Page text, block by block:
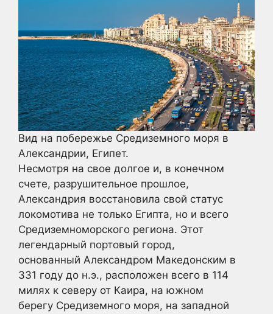
Вид на побережье Средиземного моря в
Александрии, Египет.
Несмотря на свое долгое и, в конечном
счете, разрушительное прошлое,
Александрия восстановила свой статус
локомотива не только Египта, но и всего
Средиземноморского региона. Этот
легендарный портовый город,
основанный Александром Македонским в
331 году до н.э., расположен всего в 114
милях к северу от Каира, на южном
берегу Средиземного моря, на западной